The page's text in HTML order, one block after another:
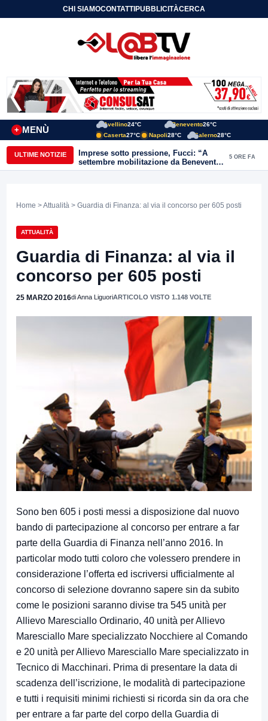
CHI SIAMOCONTATTIPUBBLICITÀCERCA
MENÙ
+
Avellino24°C Benevento26°C
Caserta27°C Napoli28°C Salerno28°C
ULTIME NOTIZIE
Imprese sotto pressione, Fucci: “A
settembre mobilitazione da Benevento
e Avellino”
5 ORE FA
Home >Attualità > Guardia di Finanza: al via il concorso per 605 posti
ATTUALITÀ
Guardia di Finanza: al via il
concorso per 605 posti
25 MARZO 2016di Anna LiguoriARTICOLO VISTO 1.148 VOLTE
Sono ben 605 i posti messi a disposizione dal nuovo
bando di partecipazione al concorso per entrare a far
parte della Guardia di Finanza nell’anno 2016. In
particolar modo tutti coloro che volessero prendere in
considerazione l’offerta ed iscriversi ufficialmente al
concorso di selezione dovranno sapere sin da subito
come le posizioni saranno divise tra 545 unità per
Allievo Maresciallo Ordinario, 40 unità per Allievo
Maresciallo Mare specializzato Nocchiere al Comando
e 20 unità per Allievo Maresciallo Mare specializzato in
Tecnico di Macchinari. Prima di presentare la data di
scadenza dell’iscrizione, le modalità di partecipazione
e tutti i requisiti minimi richiesti si ricorda sin da ora che
per entrare a far parte del corpo della Guardia di